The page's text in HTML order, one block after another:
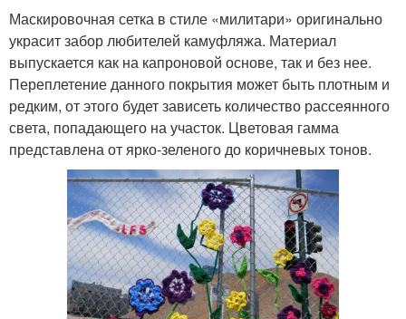
Маскировочная сетка в стиле «милитари» оригинально
украсит забор любителей камуфляжа. Материал
выпускается как на капроновой основе, так и без нее.
Переплетение данного покрытия может быть плотным и
редким, от этого будет зависеть количество рассеянного
света, попадающего на участок. Цветовая гамма
представлена от ярко-зеленого до коричневых тонов.